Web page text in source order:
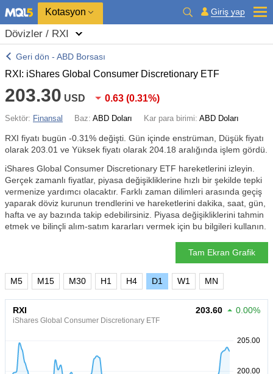
Kotasyon Giriş yap
Dövizler / RXI
Geri dön - ABD Borsası
RXI: iShares Global Consumer Discretionary ETF
203.30 USD 0.63 (0.31%)
Sektör: Finansal Baz: ABD Doları Kar para birimi: ABD Doları
RXI fiyatı bugün -0.31% değişti. Gün içinde enstrüman, Düşük fiyatı
olarak 203.01 ve Yüksek fiyatı olarak 204.18 aralığında işlem gördü.
iShares Global Consumer Discretionary ETF hareketlerini izleyin.
Gerçek zamanlı fiyatlar, piyasa değişikliklerine hızlı bir şekilde tepki
vermenize yardımcı olacaktır. Farklı zaman dilimleri arasında geçiş
yaparak döviz kurunun trendlerini ve hareketlerini dakika, saat, gün,
hafta ve ay bazında takip edebilirsiniz. Piyasa değişikliklerini tahmin
etmek ve bilinçli alım-satım kararları vermek için bu bilgileri kullanın.
Tam Ekran Grafik
M5 M15 M30 H1 H4 D1 W1 MN
RXI
iShares Global Consumer Discretionary ETF
203.60 0.00%